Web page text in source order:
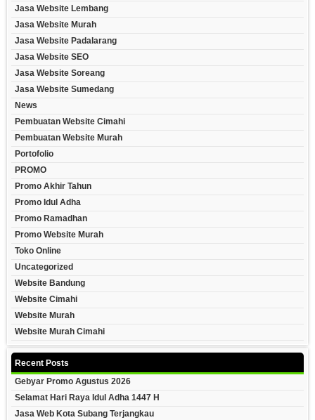
Jasa Website Lembang
Jasa Website Murah
Jasa Website Padalarang
Jasa Website SEO
Jasa Website Soreang
Jasa Website Sumedang
News
Pembuatan Website Cimahi
Pembuatan Website Murah
Portofolio
PROMO
Promo Akhir Tahun
Promo Idul Adha
Promo Ramadhan
Promo Website Murah
Toko Online
Uncategorized
Website Bandung
Website Cimahi
Website Murah
Website Murah Cimahi
Recent Posts
Gebyar Promo Agustus 2026
Selamat Hari Raya Idul Adha 1447 H
Jasa Web Kota Subang Terjangkau